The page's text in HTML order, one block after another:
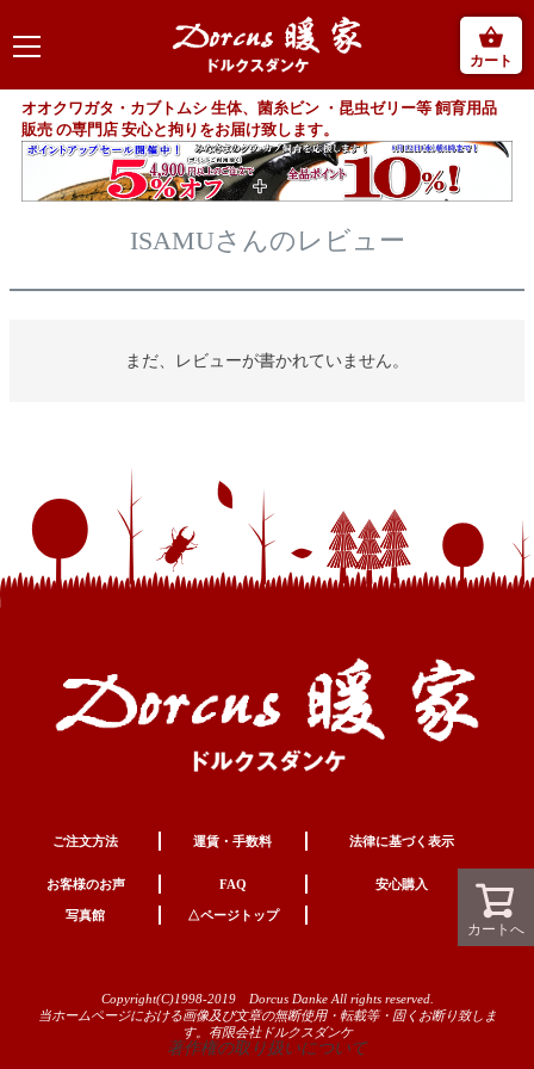
カート
オオクワガタ・カブトムシ 生体、菌糸ビン ・昆虫ゼリー等 飼育用品
販売 の専門店 安心と拘りをお届け致します。
ISAMUさんのレビュー
まだ、レビューが書かれていません。
ご注文方法 運賃・手数料 法律に基づく表示
お客様のお声 FAQ 安心購入
写真館 △ページトップ
Copyright(C)1998-2019 Dorcus Danke All rights reserved.
当ホームページにおける画像及び文章の無断使用・転載等・固くお断り致しま
す。有限会社ドルクスダンケ
著作権の取り扱いについて
カートへ